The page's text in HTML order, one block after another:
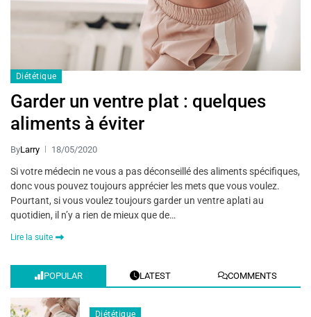
Diététique
Garder un ventre plat : quelques
aliments à éviter
ByLarry 18/05/2020
Si votre médecin ne vous a pas déconseillé des aliments spécifiques,
donc vous pouvez toujours apprécier les mets que vous voulez.
Pourtant, si vous voulez toujours garder un ventre aplati au
quotidien, il n’y a rien de mieux que de…
Lire la suite
POPULAR LATEST COMMENTS
Diététique